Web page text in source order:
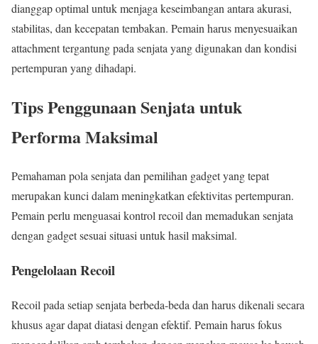
dianggap optimal untuk menjaga keseimbangan antara akurasi,
stabilitas, dan kecepatan tembakan. Pemain harus menyesuaikan
attachment tergantung pada senjata yang digunakan dan kondisi
pertempuran yang dihadapi.
Tips Penggunaan Senjata untuk
Performa Maksimal
Pemahaman pola senjata dan pemilihan gadget yang tepat
merupakan kunci dalam meningkatkan efektivitas pertempuran.
Pemain perlu menguasai kontrol recoil dan memadukan senjata
dengan gadget sesuai situasi untuk hasil maksimal.
Pengelolaan Recoil
Recoil pada setiap senjata berbeda-beda dan harus dikenali secara
khusus agar dapat diatasi dengan efektif. Pemain harus fokus